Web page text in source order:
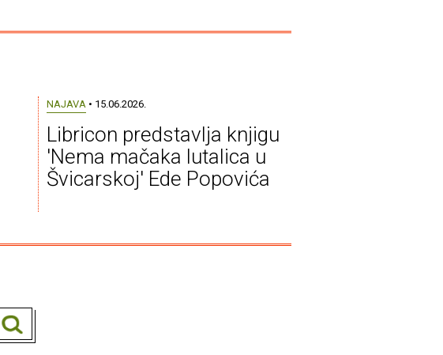
NAJAVA • 15.06.2026.
Libricon predstavlja knjigu
'Nema mačaka lutalica u
Švicarskoj' Ede Popovića